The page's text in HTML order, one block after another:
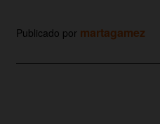
Publicado por martagamez